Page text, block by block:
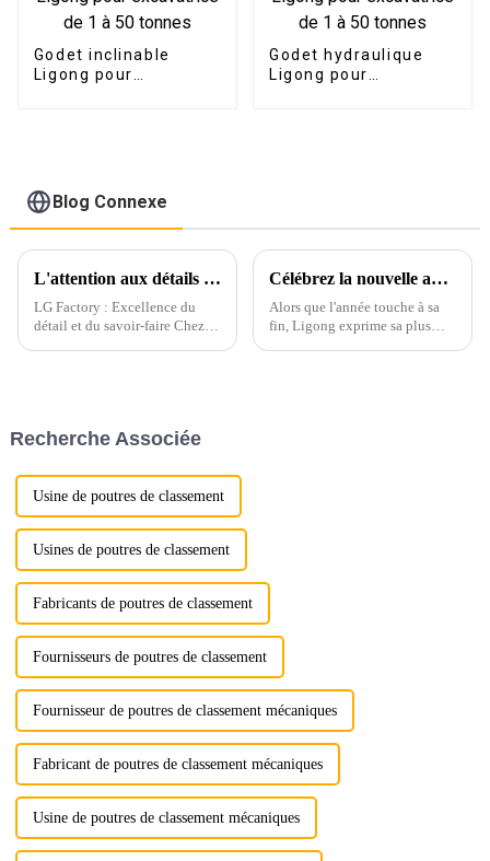
Godet inclinable
Ligong pour
Godet hydraulique
Ligong pour
Blog Connexe
L'attention aux détails commence par l'emballage
LG Factory : Excellence du
détail et du savoir-faire Chez
méticuleuse aux...
Célébrez la nouvelle année avec gratitude et enthousiasme
Alors que l'année touche à sa
fin, Ligong exprime sa plus
Recherche Associée
Usine de poutres de classement
Usines de poutres de classement
Fabricants de poutres de classement
Fournisseurs de poutres de classement
Fournisseur de poutres de classement mécaniques
Fabricant de poutres de classement mécaniques
Usine de poutres de classement mécaniques